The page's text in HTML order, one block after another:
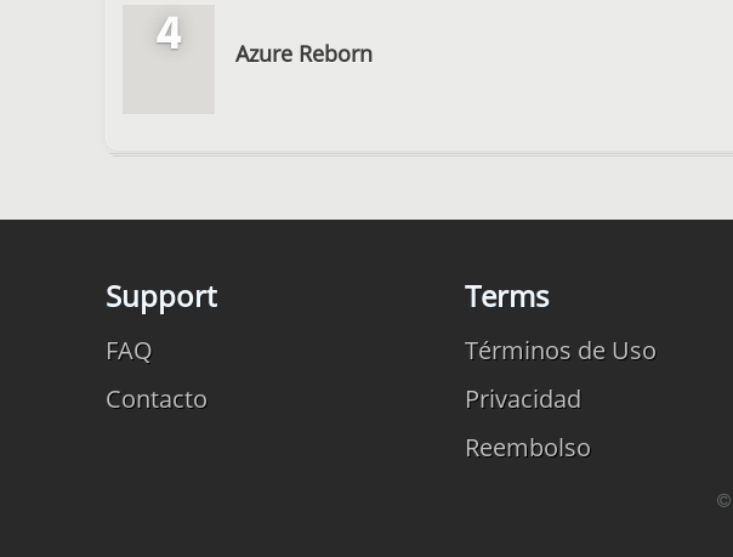
4 Azure Reborn
Support
FAQ
Contacto
Terms
Términos de Uso
Privacidad
Reembolso